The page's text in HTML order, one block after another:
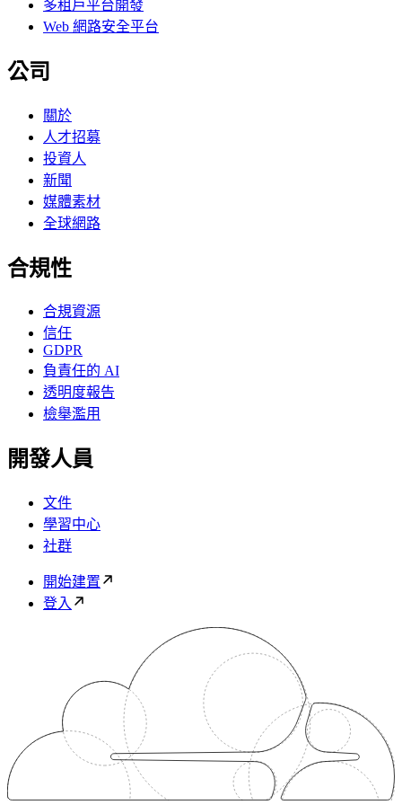
多租戶平台開發
Web 網路安全平台
公司
關於
人才招募
投資人
新聞
媒體素材
全球網路
合規性
合規資源
信任
GDPR
負責任的 AI
透明度報告
檢舉濫用
開發人員
文件
學習中心
社群
開始建置
登入